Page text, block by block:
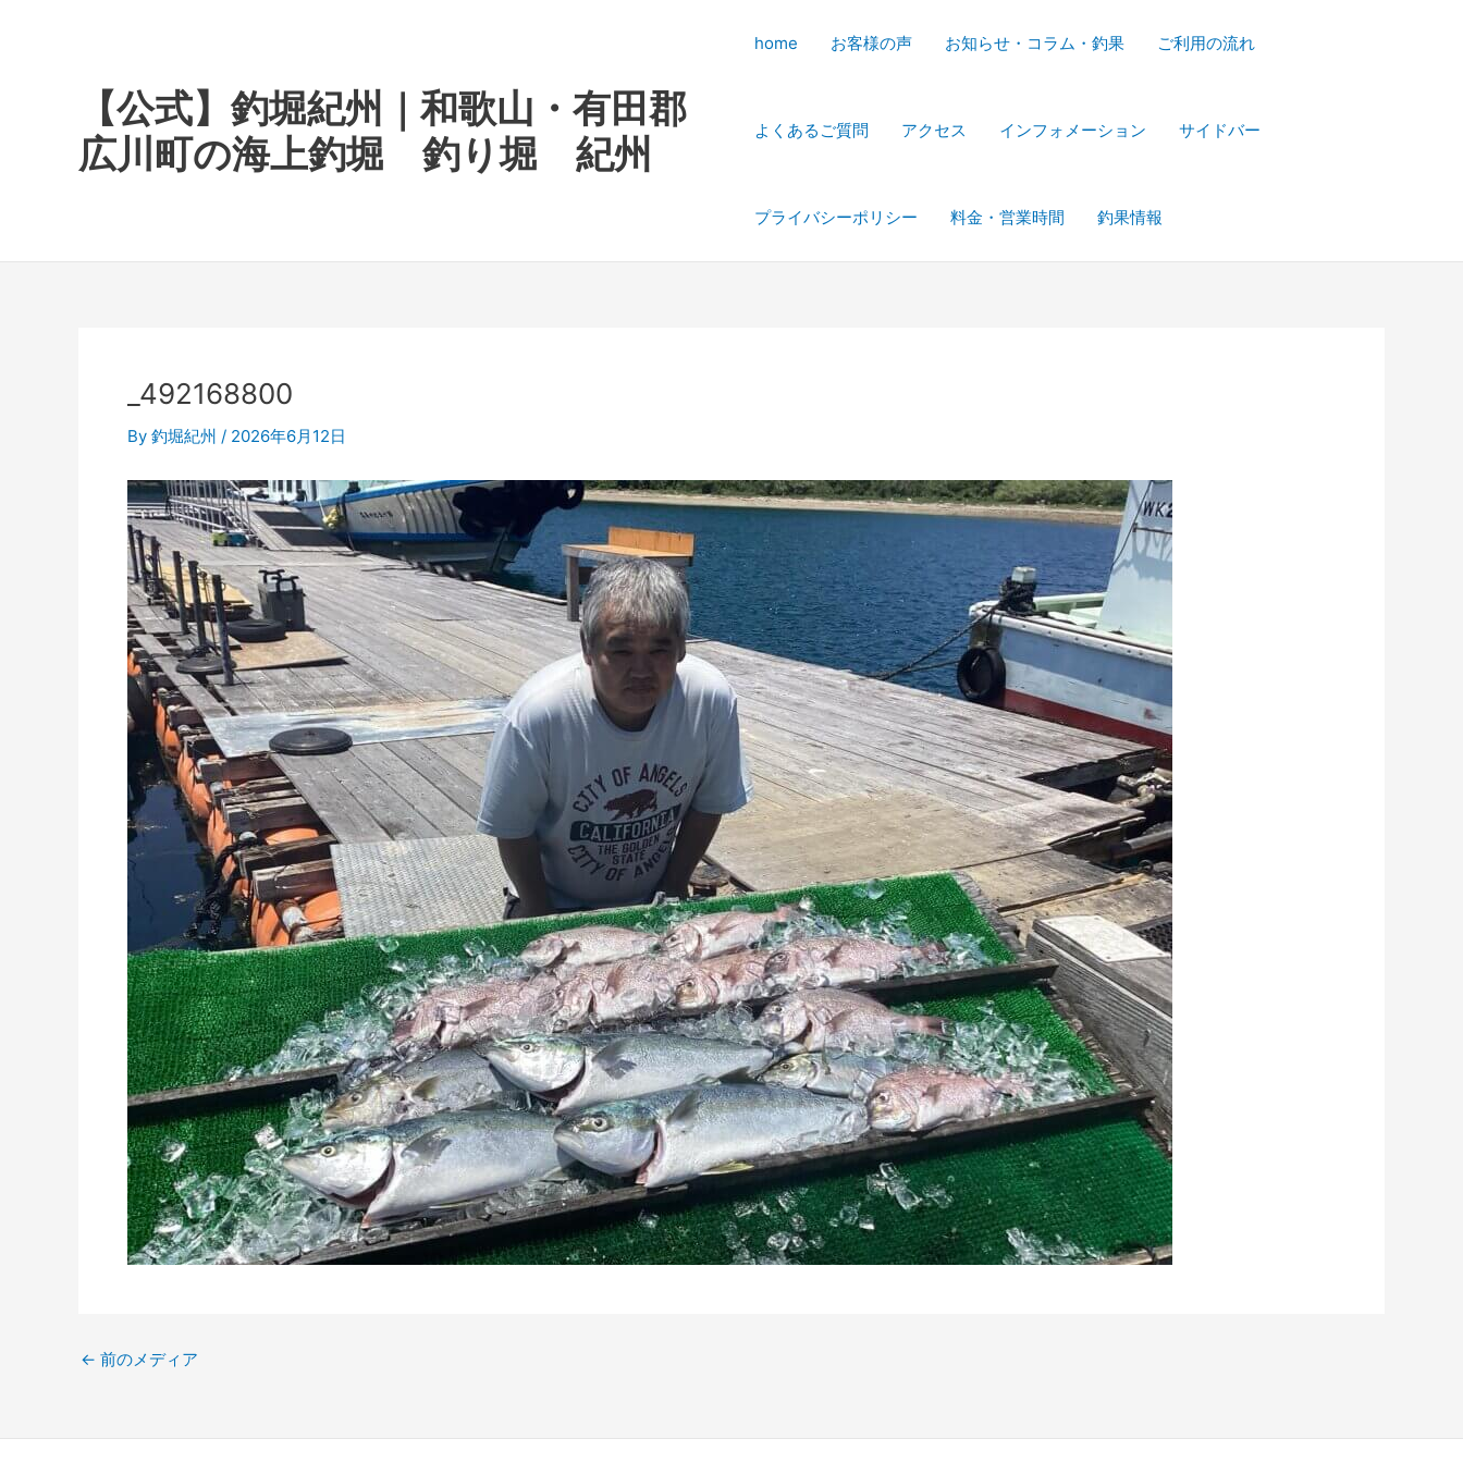
【公式】釣堀紀州｜和歌山・有田郡
広川町の海上釣堀 釣り堀 紀州
home お客様の声 お知らせ・コラム・釣果 ご利用の流れ
よくあるご質問 アクセス インフォメーション サイドバー
プライバシーポリシー 料金・営業時間 釣果情報
_492168800
By 釣堀紀州 / 2026年6月12日
← 前のメディア